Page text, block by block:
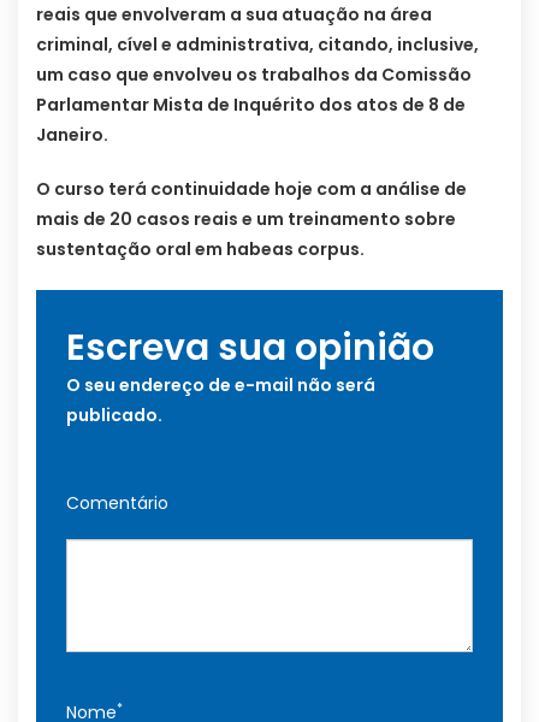
reais que envolveram a sua atuação na área
criminal, cível e administrativa, citando, inclusive,
um caso que envolveu os trabalhos da Comissão
Parlamentar Mista de Inquérito dos atos de 8 de
Janeiro.
O curso terá continuidade hoje com a análise de
mais de 20 casos reais e um treinamento sobre
sustentação oral em habeas corpus.
Escreva sua opinião
O seu endereço de e-mail não será
publicado.
Comentário
Nome*